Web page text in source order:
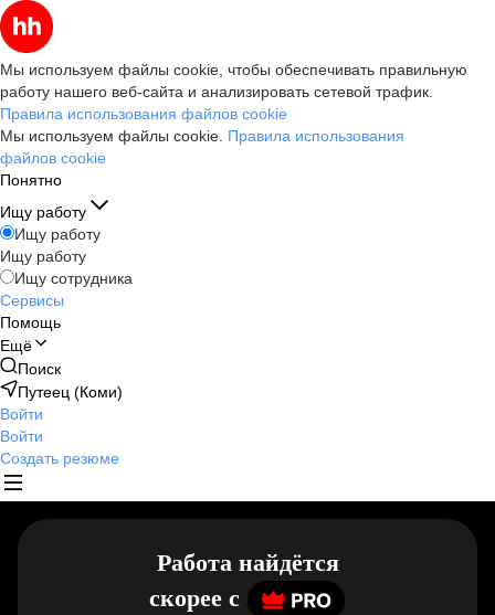
Мы используем файлы cookie, чтобы обеспечивать правильную
работу нашего веб-сайта и анализировать сетевой трафик.
Правила использования файлов cookie
Мы используем файлы cookie. Правила использования
файлов cookie
Понятно
Ищу работу
Ищу работу
Ищу работу
Ищу сотрудника
Сервисы
Помощь
Ещё
Поиск
Путеец (Коми)
Войти
Войти
Создать резюме
Работа найдётся
скорее c